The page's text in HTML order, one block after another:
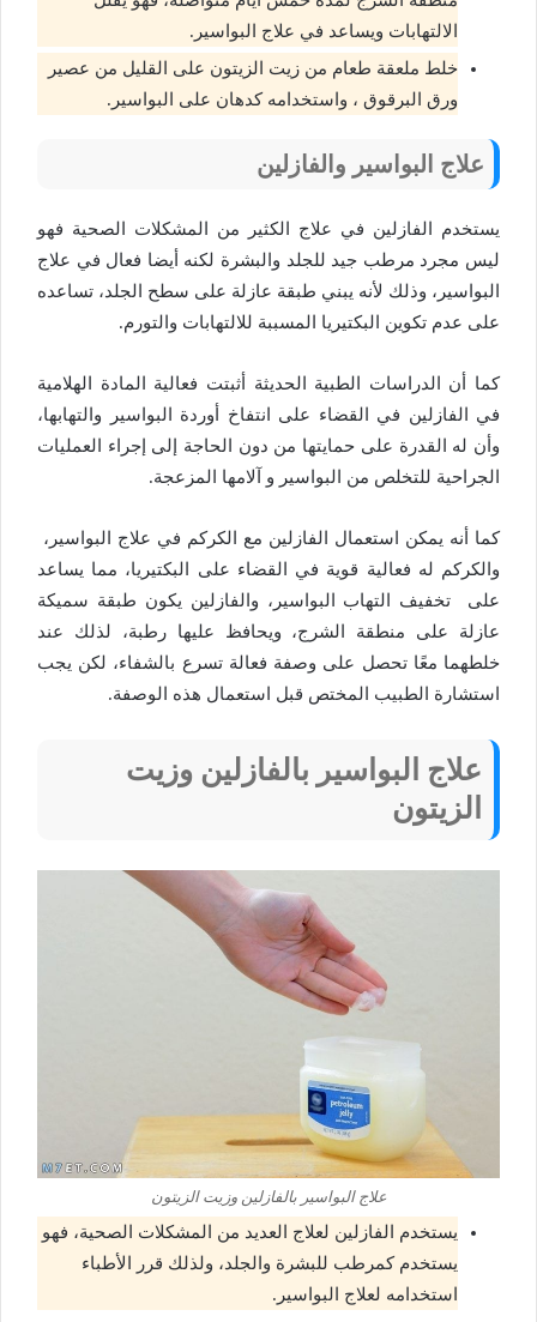
الالتهابات ويساعد في علاج البواسير.
خلط ملعقة طعام من زيت الزيتون على القليل من عصير
ورق البرقوق ، واستخدامه كدهان على البواسير.
علاج البواسير والفازلين
يستخدم الفازلين في علاج الكثير من المشكلات الصحية فهو
ليس مجرد مرطب جيد للجلد والبشرة لكنه أيضا فعال في علاج
البواسير، وذلك لأنه يبني طبقة عازلة على سطح الجلد، تساعده
على عدم تكوين البكتيريا المسببة للالتهابات والتورم.
كما أن الدراسات الطبية الحديثة أثبتت فعالية المادة الهلامية
في الفازلين في القضاء على انتفاخ أوردة البواسير والتهابها،
وأن له القدرة على حمايتها من دون الحاجة إلى إجراء العمليات
الجراحية للتخلص من البواسير و آلامها المزعجة.
كما أنه يمكن استعمال الفازلين مع الكركم في علاج البواسير،
والكركم له فعالية قوية في القضاء على البكتيريا، مما يساعد
على تخفيف التهاب البواسير، والفازلين يكون طبقة سميكة
عازلة على منطقة الشرج، ويحافظ عليها رطبة، لذلك عند
خلطهما معًا تحصل على وصفة فعالة تسرع بالشفاء، لكن يجب
استشارة الطبيب المختص قبل استعمال هذه الوصفة.
علاج البواسير بالفازلين وزيت
الزيتون
علاج البواسير بالفازلين وزيت الزيتون
يستخدم الفازلين لعلاج العديد من المشكلات الصحية، فهو
يستخدم كمرطب للبشرة والجلد، ولذلك قرر الأطباء
استخدامه لعلاج البواسير.